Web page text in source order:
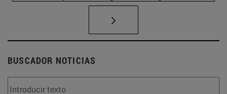
BUSCADOR NOTICIAS